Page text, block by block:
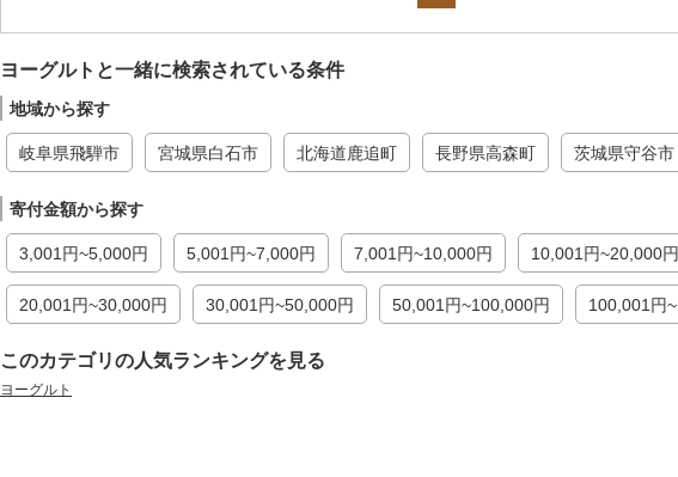
ヨーグルトと一緒に検索されている条件
地域から探す
岐阜県飛騨市 宮城県白石市 北海道鹿追町 長野県高森町 茨城県守谷市
寄付金額から探す
3,001円~5,000円 5,001円~7,000円 7,001円~10,000円 10,001円~20,000円
20,001円~30,000円 30,001円~50,000円 50,001円~100,000円 100,001円~
このカテゴリの人気ランキングを見る
ヨーグルト